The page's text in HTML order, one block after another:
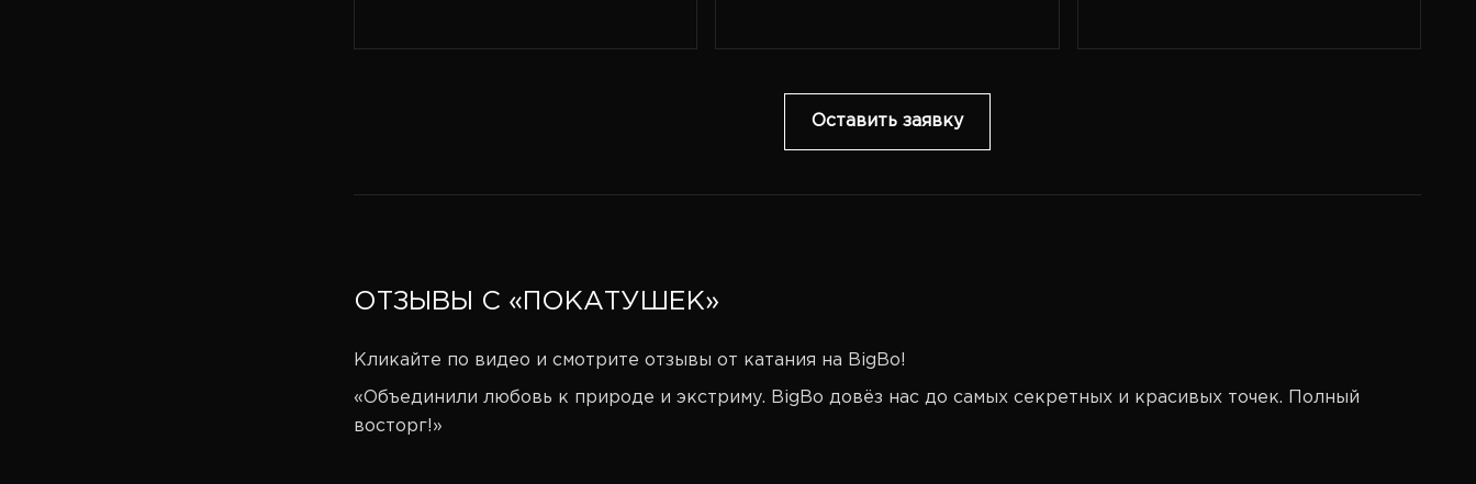
Оставить заявку
ОТЗЫВЫ С «ПОКАТУШЕК»
Кликайте по видео и смотрите отзывы от катания на BigBo!
«Объединили любовь к природе и экстриму. BigBo довёз нас до самых секретных и красивых точек. Полный
восторг!»